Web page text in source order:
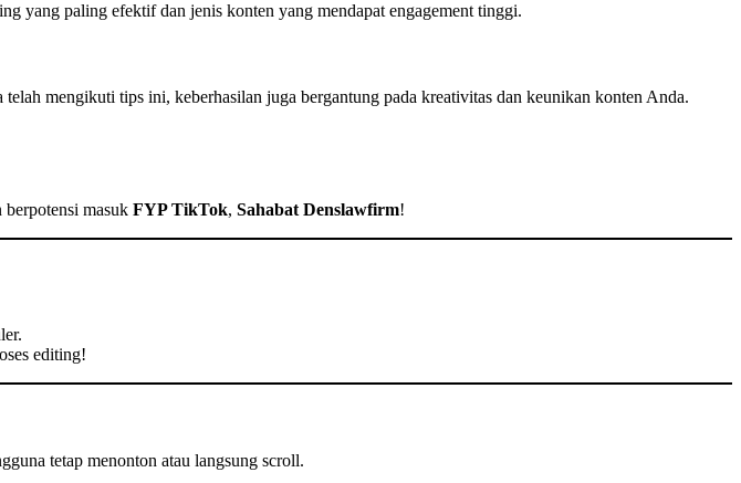
yang paling efektif dan jenis konten yang mendapat engagement tinggi.
mengikuti tips ini, keberhasilan juga bergantung pada kreativitas dan keunikan konten Anda.
masuk FYP TikTok, Sahabat Denslawfirm!
editing!
tetap menonton atau langsung scroll.